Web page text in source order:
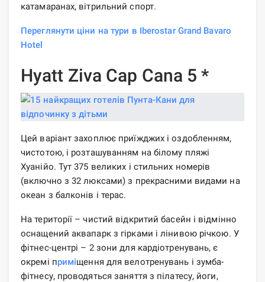
катамаранах, вітрильний спорт.
Переглянути ціни на тури в Iberostar Grand Bavaro
Hotel
Hyatt Ziva Cap Cana 5 *
Цей варіант захоплює приїжджих і оздобленням,
чистотою, і розташуванням на білому пляжі
Хуанійо. Тут 375 великих і стильних номерів
(включно з 32 люксами) з прекрасними видами на
океан з балконів і терас.
На території – чистий відкритий басейн і відмінно
оснащений аквапарк з гірками і лінивою річкою. У
фітнес-центрі – 2 зони для кардіотренувань, є
окремі приміщення для велотренувань і зумба-
фітнесу, проводяться заняття з пілатесу, йоги,